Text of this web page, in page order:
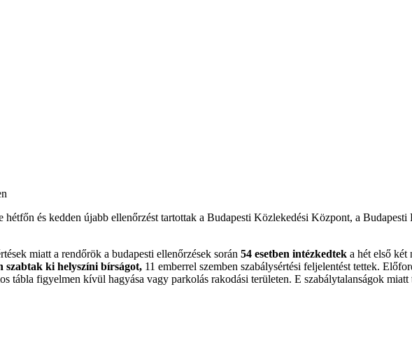
hétfőn és kedden újabb ellenőrzést tartottak a Budapesti Közlekedési Központ, a
miatt a rendőrök a budapesti ellenőrzések során 54 esetben intézkedtek a hét első két
szabtak ki helyszíni bírságot, 11 emberrel szemben szabálysértési feljelentést tettek.
tábla figyelmen kívül hagyása vagy parkolás rakodási területen. E szabálytalanságok